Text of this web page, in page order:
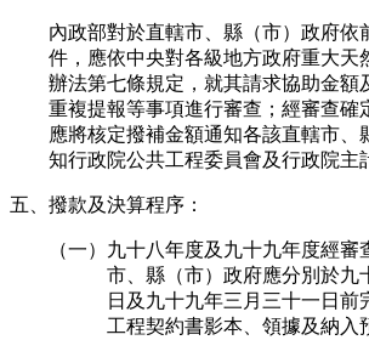
內政部對於直轄市、縣（市）政府依
件，應依中央對各級地方政府重大天
辦法第七條規定，就其請求協助金額
重複提報等事項進行審查；經審查確
應將核定撥補金額通知各該直轄市、
知行政院公共工程委員會及行政院主
五、撥款及決算程序：
（一）九十八年度及九十九年度經
市、縣（市）政府應分別於九
日及九十九年三月三十一日前
工程契約書影本、領據及納入